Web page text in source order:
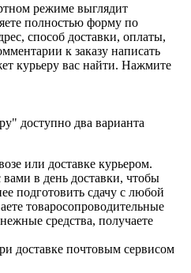
режиме выглядит
полностью форму по
способ доставки, оплаты,
к заказу написать
курьеру вас найти. Нажмите
доступно два варианта
или доставке курьером.
в день доставки, чтобы
подготовить сдачу с любой
товаросопроводительные
средства, получаете
доставке почтовым сервисом